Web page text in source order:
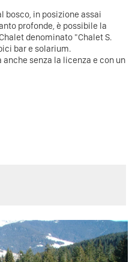
bosco, in posizione assai
profonde, è possibile la
denominato "Chalet S.
bar e solarium.
senza la licenza e con un